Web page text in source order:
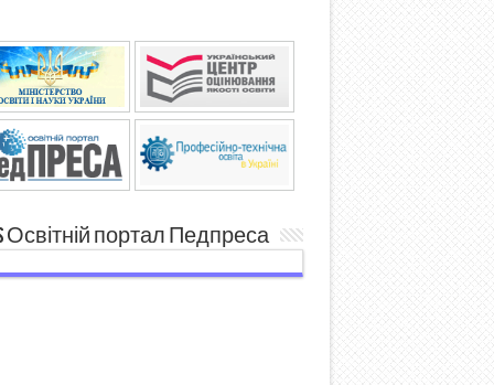
Освітній портал Педпреса